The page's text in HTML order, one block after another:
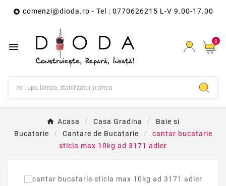
 comenzi@dioda.ro - Tel : 0770626215 L-V 9.00-17.00
 0
Acasa Casa Gradina
Baie si
Bucatarie
Cantare de Bucatarie
cantar bucatarie
sticla max 10kg ad 3171 adler